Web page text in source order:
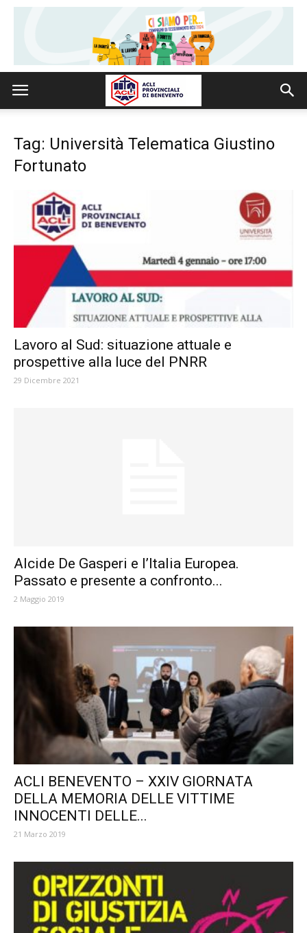
Tag: Università Telematica Giustino
Fortunato
Lavoro al Sud: situazione attuale e
prospettive alla luce del PNRR
29 Dicembre 2021
Alcide De Gasperi e l’Italia Europea.
Passato e presente a confronto...
2 Maggio 2019
ACLI BENEVENTO – XXIV GIORNATA
DELLA MEMORIA DELLE VITTIME
INNOCENTI DELLE...
21 Marzo 2019